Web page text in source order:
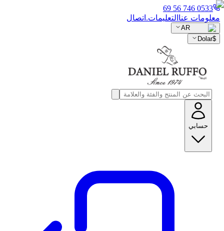
0533 746 56 69
معلومات عنا التعليمات. اتصال
AR
$
Dolar
حسابي